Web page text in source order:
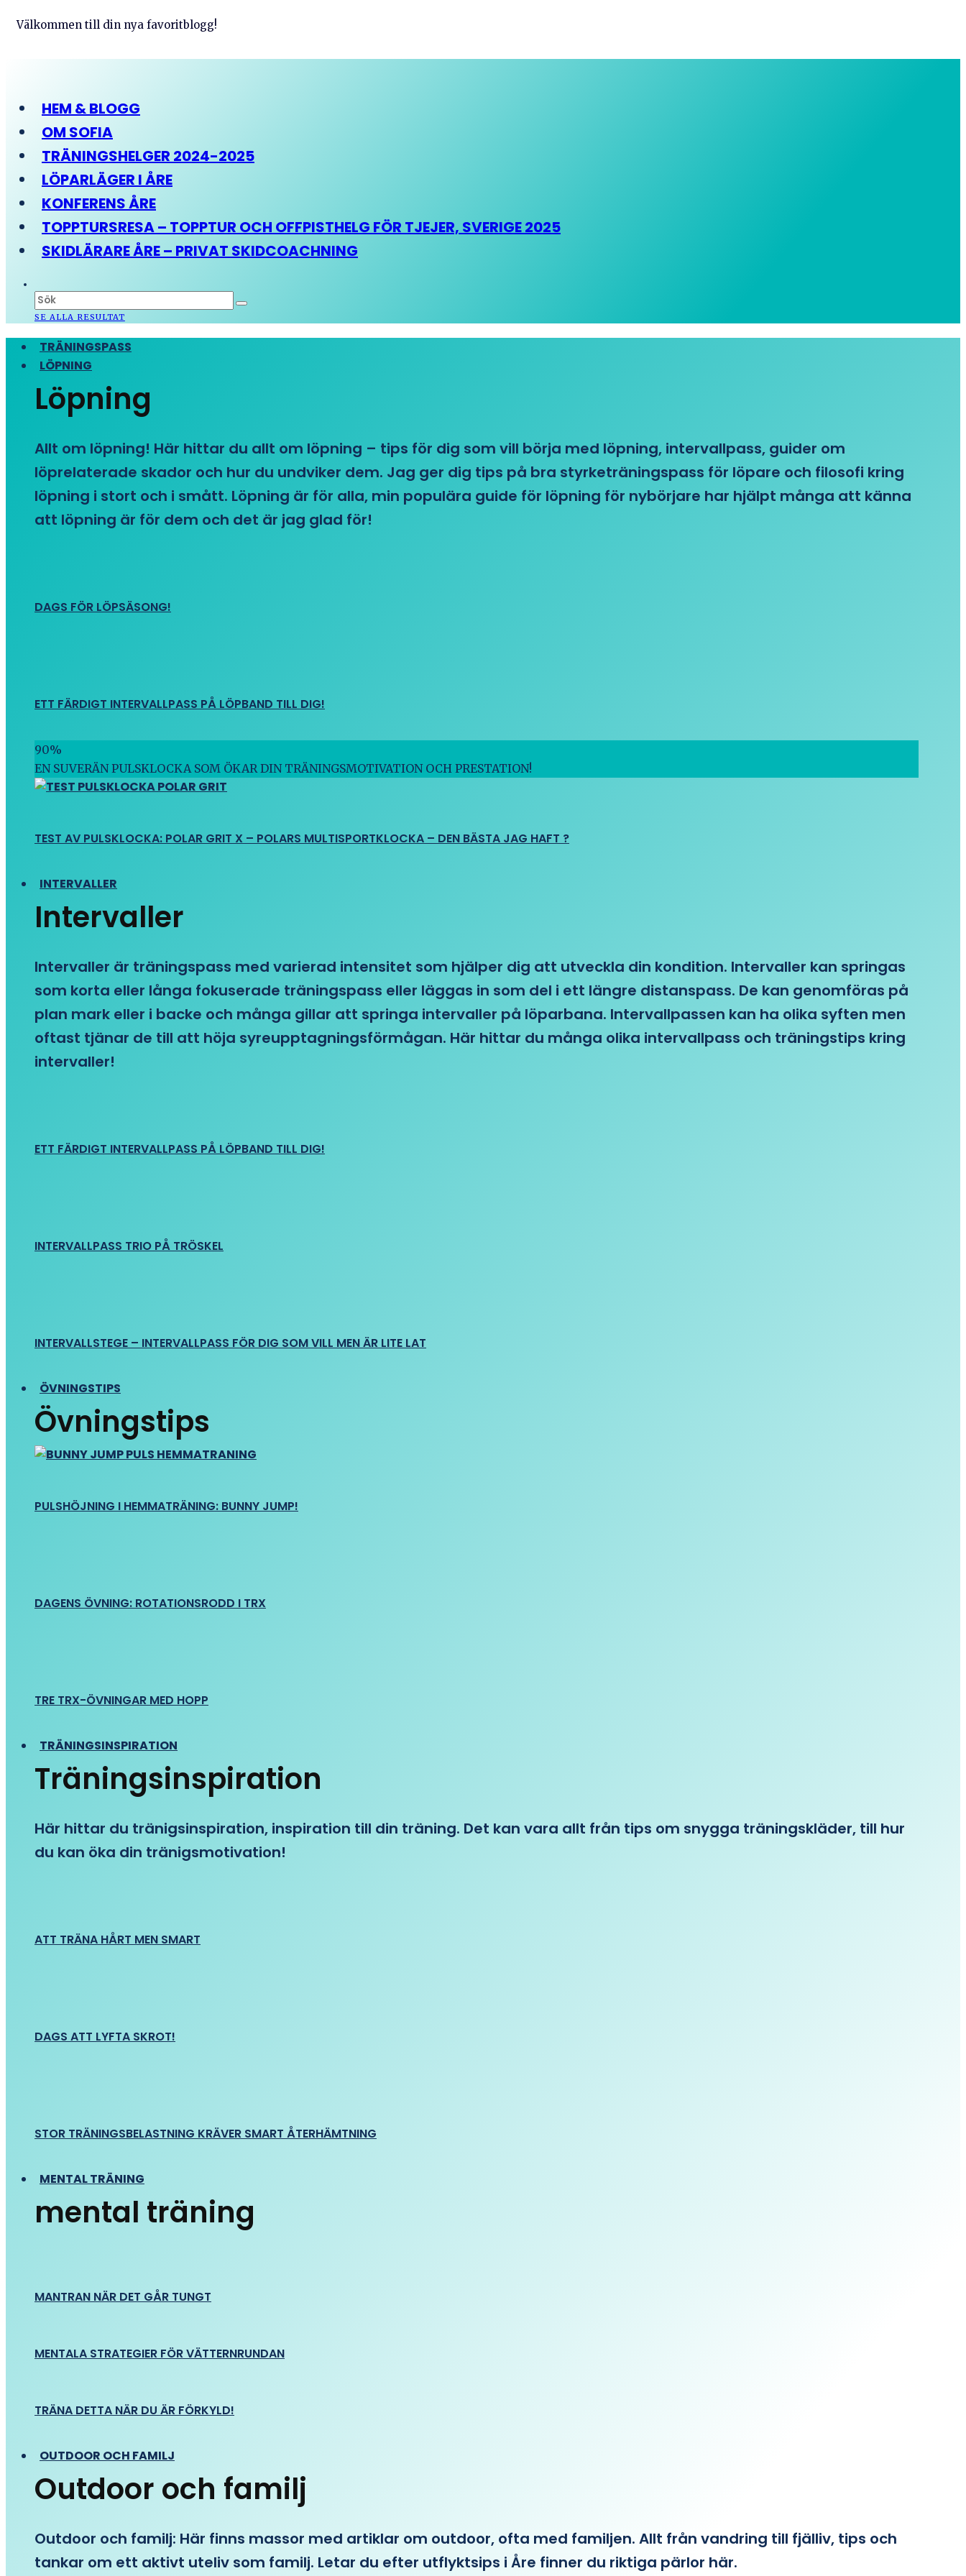
Välkommen till din nya favoritblogg!
HEM & BLOGG
OM SOFIA
TRÄNINGSHELGER 2024-2025
LÖPARLÄGER I ÅRE
KONFERENS ÅRE
TOPPTURSRESA – TOPPTUR OCH OFFPISTHELG FÖR TJEJER, SVERIGE 2025
SKIDLÄRARE ÅRE – PRIVAT SKIDCOACHNING
SE ALLA RESULTAT
TRÄNINGSPASS
LÖPNING
Löpning
Allt om löpning! Här hittar du allt om löpning – tips för dig som vill börja med löpning, intervallpass, guider om
löprelaterade skador och hur du undviker dem. Jag ger dig tips på bra styrketräningspass för löpare och filosofi kring
löpning i stort och i smått. Löpning är för alla, min populära guide för löpning för nybörjare har hjälpt många att känna
att löpning är för dem och det är jag glad för!
DAGS FÖR LÖPSÄSONG!
ETT FÄRDIGT INTERVALLPASS PÅ LÖPBAND TILL DIG!
90%
EN SUVERÄN PULSKLOCKA SOM ÖKAR DIN TRÄNINGSMOTIVATION OCH PRESTATION!
TEST AV PULSKLOCKA: POLAR GRIT X – POLARS MULTISPORTKLOCKA – DEN BÄSTA JAG HAFT ?
INTERVALLER
Intervaller
Intervaller är träningspass med varierad intensitet som hjälper dig att utveckla din kondition. Intervaller kan springas
som korta eller långa fokuserade träningspass eller läggas in som del i ett längre distanspass. De kan genomföras på
plan mark eller i backe och många gillar att springa intervaller på löparbana. Intervallpassen kan ha olika syften men
oftast tjänar de till att höja syreupptagningsförmågan. Här hittar du många olika intervallpass och träningstips kring
intervaller!
ETT FÄRDIGT INTERVALLPASS PÅ LÖPBAND TILL DIG!
INTERVALLPASS TRIO PÅ TRÖSKEL
INTERVALLSTEGE – INTERVALLPASS FÖR DIG SOM VILL MEN ÄR LITE LAT
ÖVNINGSTIPS
Övningstips
PULSHÖJNING I HEMMATRÄNING: BUNNY JUMP!
DAGENS ÖVNING: ROTATIONSRODD I TRX
TRE TRX-ÖVNINGAR MED HOPP
TRÄNINGSINSPIRATION
Träningsinspiration
Här hittar du tränigsinspiration, inspiration till din träning. Det kan vara allt från tips om snygga träningskläder, till hur
du kan öka din tränigsmotivation!
ATT TRÄNA HÅRT MEN SMART
DAGS ATT LYFTA SKROT!
STOR TRÄNINGSBELASTNING KRÄVER SMART ÅTERHÄMTNING
MENTAL TRÄNING
mental träning
MANTRAN NÄR DET GÅR TUNGT
MENTALA STRATEGIER FÖR VÄTTERNRUNDAN
TRÄNA DETTA NÄR DU ÄR FÖRKYLD!
OUTDOOR OCH FAMILJ
Outdoor och familj
Outdoor och familj: Här finns massor med artiklar om outdoor, ofta med familjen. Allt från vandring till fjälliv, tips och
tankar om ett aktivt uteliv som familj. Letar du efter utflyktsips i Åre finner du riktiga pärlor här.